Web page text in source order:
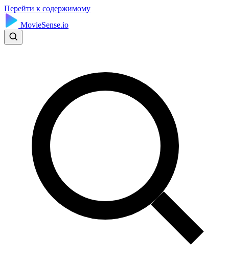
Перейти к содержимому
MovieSense.io